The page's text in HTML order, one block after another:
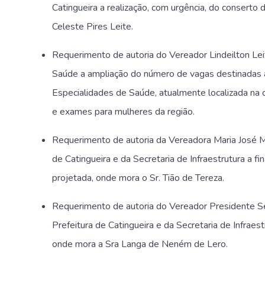
Catingueira a realização, com urgência, do conserto
Celeste Pires Leite.
Requerimento de autoria do Vereador Lindeilton
Saúde a ampliação do número de vagas
Especialidades de Saúde, atualmente localizada
e exames para mulheres da região.
Requerimento de autoria da Vereadora Maria
de Catingueira e da Secretaria de Infraestrutura a
projetada, onde mora o Sr. Tião de Tereza.
Requerimento de autoria do Vereador Presidente
Prefeitura de Catingueira e da Secretaria de
onde mora a Sra Langa de Neném de Lero.